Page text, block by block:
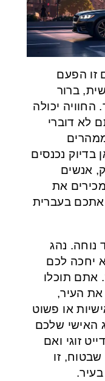
זו הפעם
ברור
החוויה יכולה
לא דוברי
בדיוק נכנסים
אנשים
את
אתכם בעברית
נוחה. נהג
יחכה לכם
אתם תוכלו
את העיר,
או פשוט
האישי שלכם
זוגי ואם
זו